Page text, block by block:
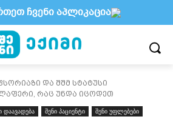
და შშმ სტატუსი
რაც უნდა იცოდეთ
დაავადება შენი პაციენტი შენი უფლებები
ჩვენი აპლიკაცია